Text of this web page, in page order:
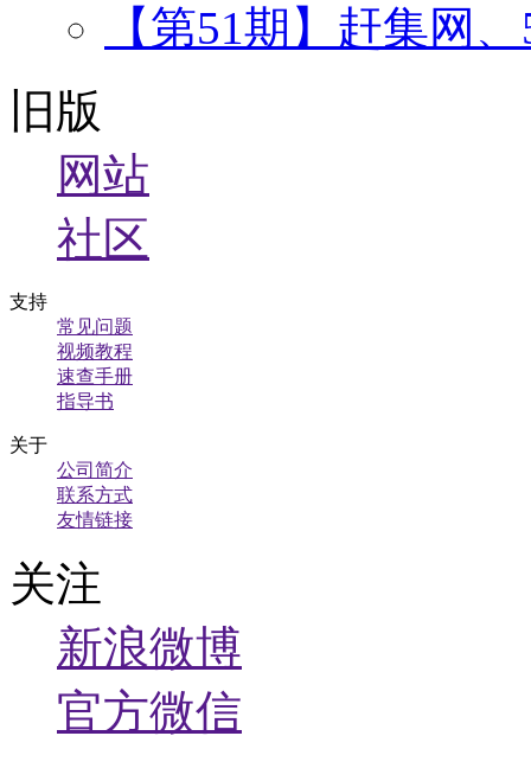
【第51期】赶集网
旧版
网站
社区
支持
常见问题
视频教程
速查手册
指导书
关于
公司简介
联系方式
友情链接
关注
新浪微博
官方微信